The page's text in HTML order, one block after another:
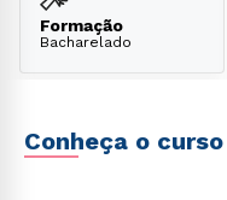
Formação
Bacharelado
Conheça o curso